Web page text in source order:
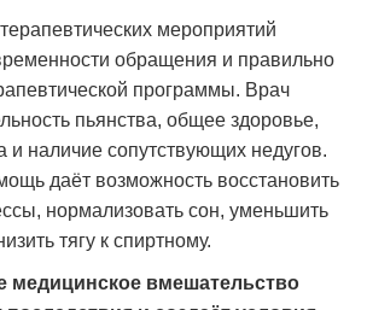
мероприятий
обращения и правильно
программы. Врач
пьянства, общее здоровье,
и наличие сопутствующих недугов.
даёт возможность восстановить
нормализовать сон, уменьшить
тягу к спиртному.
медицинское вмешательство